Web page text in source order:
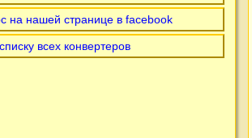
на нашей странице в facebook
всех конвертеров